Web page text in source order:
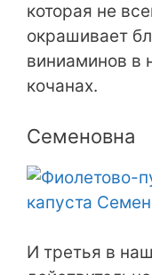
которая не
окрашивает
виниаминов в
кочанах.
Семеновна
И третья в